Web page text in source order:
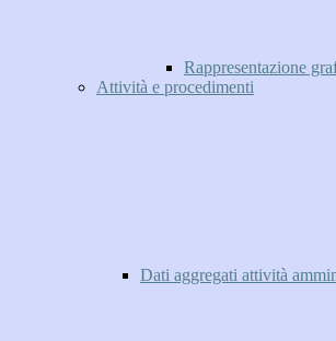
Rappresentazione
Attività e procedimenti
Dati aggregati attività